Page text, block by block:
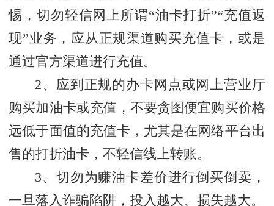
惕，切勿轻信网上所谓“油卡打折”“充值返
现”业务，应从正规渠道购买充值卡，或是
通过官方渠道进行充值。
2、应到正规的办卡网点或网上营业厅
购买加油卡或充值，不要贪图便宜购买价格
远低于面值的充值卡，尤其是在网络平台出
售的打折油卡，不轻信线上转账。
3、切勿为赚油卡差价进行倒买倒卖，
一旦落入诈骗陷阱，投入越大、损失越大。